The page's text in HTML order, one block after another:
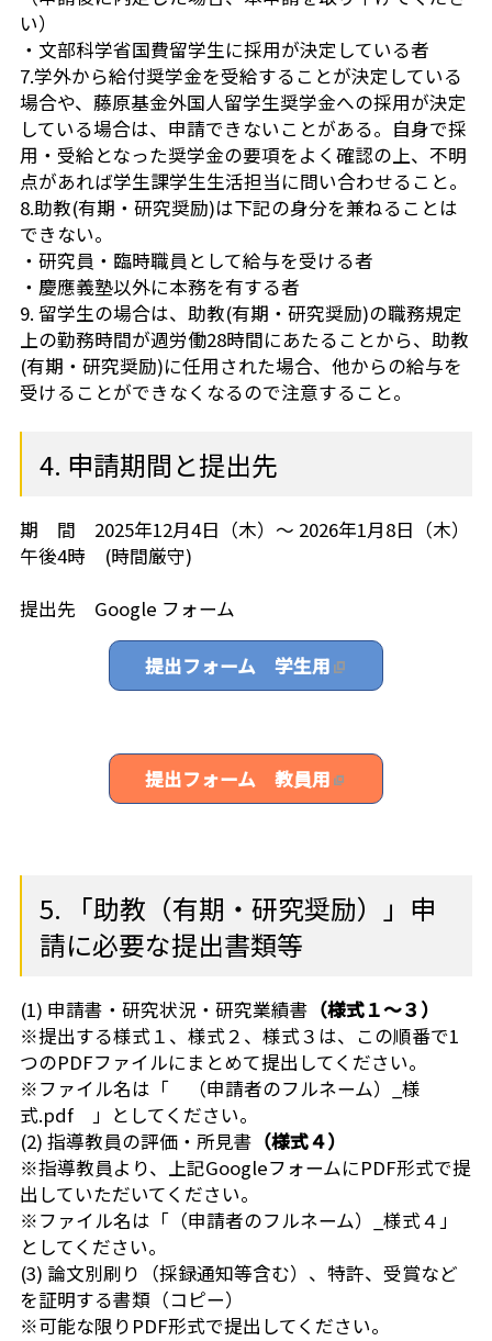
い）
・文部科学省国費留学生に採用が決定している者
7.学外から給付奨学金を受給することが決定している
場合や、藤原基金外国人留学生奨学金への採用が決定
している場合は、申請できないことがある。自身で採
用・受給となった奨学金の要項をよく確認の上、不明
点があれば学生課学生生活担当に問い合わせること。
8.助教(有期・研究奨励)は下記の身分を兼ねることは
できない。
・研究員・臨時職員として給与を受ける者
・慶應義塾以外に本務を有する者
9. 留学生の場合は、助教(有期・研究奨励)の職務規定
上の勤務時間が週労働28時間にあたることから、助教
(有期・研究奨励)に任用された場合、他からの給与を
受けることができなくなるので注意すること。
4. 申請期間と提出先
期 間 2025年12月4日（木）～ 2026年1月8日（木）
午後4時 (時間厳守)
提出先 Google フォーム
提出フォーム 学生用
提出フォーム 教員用
5. 「助教（有期・研究奨励）」申
請に必要な提出書類等
(1) 申請書・研究状況・研究業績書 （様式１～３）
※提出する様式１、様式２、様式３は、この順番で1
つのPDFファイルにまとめて提出してください。
※ファイル名は「 （申請者のフルネーム）_様
式.pdf 」としてください。
(2) 指導教員の評価・所見書 （様式４）
※指導教員より、上記GoogleフォームにPDF形式で提
出していただいてください。
※ファイル名は「（申請者のフルネーム）_様式４」
としてください。
(3) 論文別刷り（採録通知等含む）、特許、受賞など
を証明する書類（コピー）
※可能な限りPDF形式で提出してください。